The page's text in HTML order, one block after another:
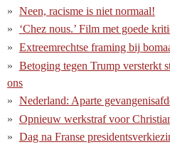
Neen, racisme is niet normaal!
‘Chez nous.’ Film met goede
Extreemrechtse framing bij
Betoging tegen Trump versterkt
ons
Nederland: Aparte
Opnieuw werkstraf voor
Dag na Franse